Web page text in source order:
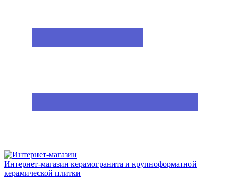
Интернет-магазин керамогранита и крупноформатной
керамической плитки